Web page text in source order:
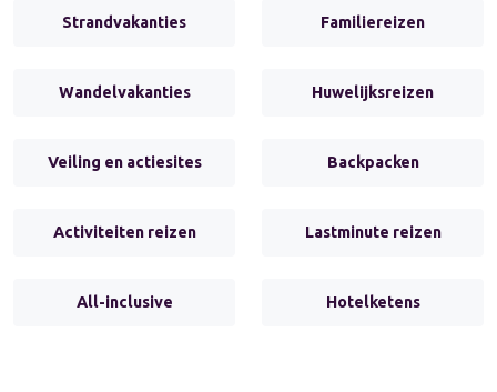
Strandvakanties Familiereizen
Wandelvakanties Huwelijksreizen
Veiling en actiesites Backpacken
Activiteiten reizen Lastminute reizen
All-inclusive Hotelketens